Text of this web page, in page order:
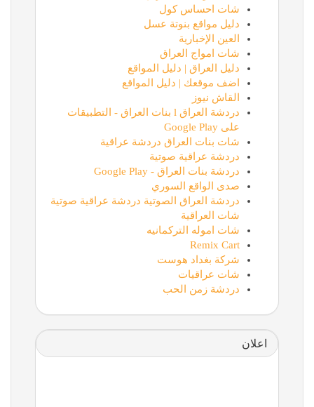
شات احساس كول
دليل مواقع بنوتة عسل
العين الإخبارية
شات امواج العراق
دليل العراق | دليل المواقع
اضف موقعك | دليل المواقع
القاش نيوز
دردشة العراق l بنات العراق - التطبيقات
على Google Play
شات بنات العراق دردشة عراقية
دردشة عراقية صوتية
دردشة بنات العراق - Google Play
صدى الواقع السوري
دردشة العراق الصوتية دردشة عراقية صوتية
شات العراقية
شات اموله التركمانيه
Remix Cart
شركة بغداد هوست
شات عراقيات
دردشة زمن الحب
اعلان